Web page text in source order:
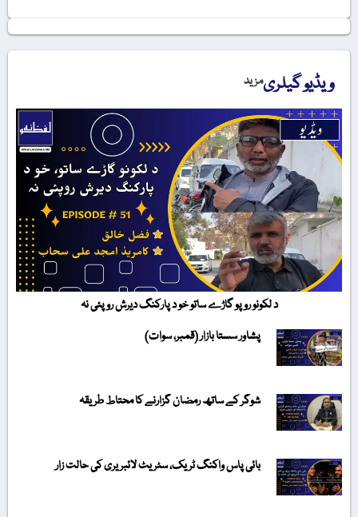
ویڈیو گیلریمزید
د لکونو روپو گاڑے ساتو خو د پارکنگ دیرش روپئی نہ
پشاور سستا بازار (قمبر، سوات)
شوگر کے ساتھ رمضان گزارنے کا محتاط طریقہ
بائی پاس واکنگ ٹریک، سٹریٹ لائبریری کی حالت زار